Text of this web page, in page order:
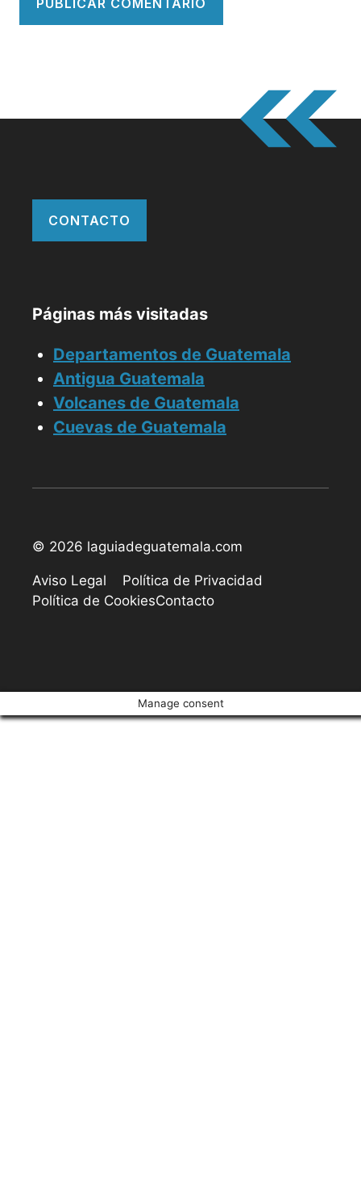
CONTACTO
Páginas más visitadas
Departamentos de Guatemala
Antigua Guatemala
Volcanes de Guatemala
Cuevas de Guatemala
© 2026 laguiadeguatemala.com
Aviso Legal
Política de Privacidad
Política de CookiesContacto
Manage consent